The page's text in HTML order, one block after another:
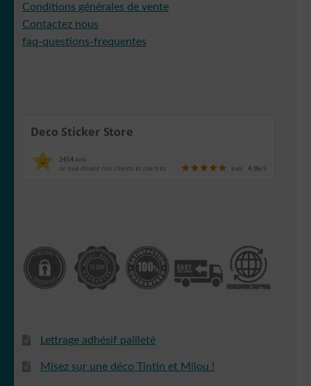
Conditions générales de vente
Contactez nous
faq-questions-frequentes
Deco Sticker Store
2434avis
ce que disent nos clients et clientes avis 4.96/5
Lettrage adhésif pailleté
Misez sur une déco Tintin et Milou !